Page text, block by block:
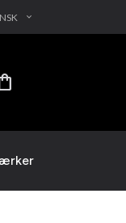
EXPAND_MORE